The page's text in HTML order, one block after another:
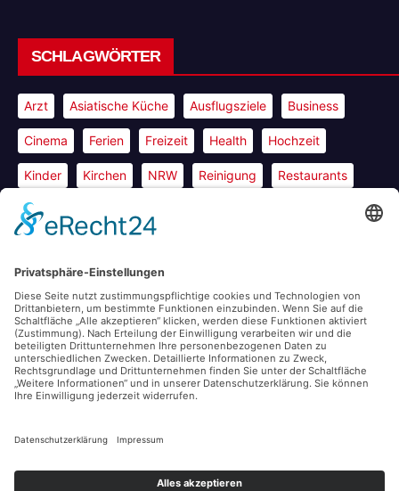
SCHLAGWÖRTER
Arzt Asiatische Küche Ausflugsziele Business
Cinema Ferien Freizeit Health Hochzeit
Kinder Kirchen NRW Reinigung Restaurants
Shopping
Mit Stolz präsentiert von WordPress|Theme: News Way von